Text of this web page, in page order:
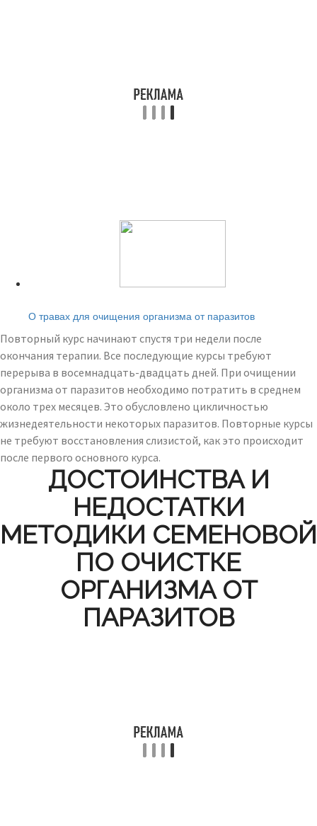
О травах для очищения организма от паразитов
Повторный курс начинают спустя три недели после
окончания терапии. Все последующие курсы требуют
перерыва в восемнадцать-двадцать дней. При очищении
организма от паразитов необходимо потратить в среднем
около трех месяцев. Это обусловлено цикличностью
жизнедеятельности некоторых паразитов. Повторные курсы
не требуют восстановления слизистой, как это происходит
после первого основного курса.
ДОСТОИНСТВА И
НЕДОСТАТКИ
МЕТОДИКИ СЕМЕНОВОЙ
ПО ОЧИСТКЕ
ОРГАНИЗМА ОТ
ПАРАЗИТОВ